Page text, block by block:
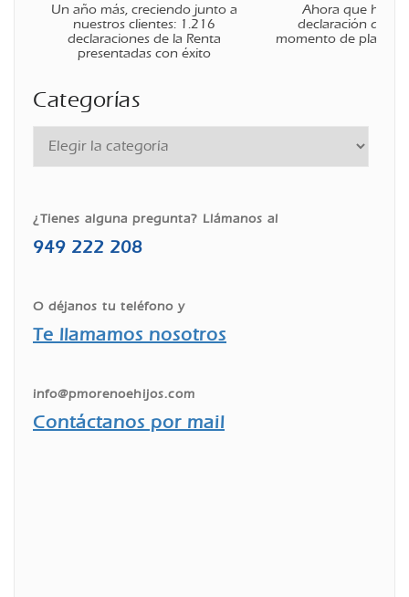
Un año más, creciendo junto a
nuestros clientes: 1.216
declaraciones de la Renta
presentadas con éxito
Ahora que ha
declaración de la
momento de
Categorías
¿Tienes alguna pregunta? Llámanos al
949 222 208
O déjanos tu teléfono y
Te llamamos nosotros
info@pmorenoehijos.com
Contáctanos por mail